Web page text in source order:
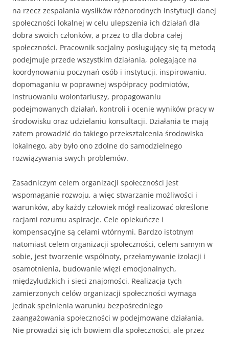
na rzecz zespalania wysiłków różnorodnych instytucji danej
społeczności lokalnej w celu ulepszenia ich działań dla
dobra swoich członków, a przez to dla dobra całej
społeczności. Pracownik socjalny posługujący się tą metodą
podejmuje przede wszystkim działania, polegające na
koordynowaniu poczynań osób i instytucji, inspirowaniu,
dopomaganiu w poprawnej współpracy podmiotów,
instruowaniu wolontariuszy, propagowaniu
podejmowanych działań, kontroli i ocenie wyników pracy w
środowisku oraz udzielaniu konsultacji. Działania te mają
zatem prowadzić do takiego przekształcenia środowiska
lokalnego, aby było ono zdolne do samodzielnego
rozwiązywania swych problemów.
Zasadniczym celem organizacji społeczności jest
wspomaganie rozwoju, a więc stwarzanie możliwości i
warunków, aby każdy człowiek mógł realizować określone
racjami rozumu aspiracje. Cele opiekuńcze i
kompensacyjne są celami wtórnymi. Bardzo istotnym
natomiast celem organizacji społeczności, celem samym w
sobie, jest tworzenie wspólnoty, przełamywanie izolacji i
osamotnienia, budowanie więzi emocjonalnych,
międzyludzkich i sieci znajomości. Realizacja tych
zamierzonych celów organizacji społeczności wymaga
jednak spełnienia warunku bezpośredniego
zaangażowania społeczności w podejmowane działania.
Nie prowadzi się ich bowiem dla społeczności, ale przez